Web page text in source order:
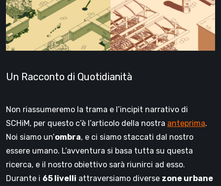
Un Racconto di Quotidianità
Non riassumeremo la trama e l’incipit narrativo di
SCHiM, per questo c’è l’articolo della nostra anteprima.
Noi siamo un’ombra, e ci siamo staccati dal nostro
essere umano. L’avventura si basa tutta su questa
ricerca, e il nostro obiettivo sarà riunirci ad esso.
Durante i 65 livelli attraversiamo diverse zone urbane